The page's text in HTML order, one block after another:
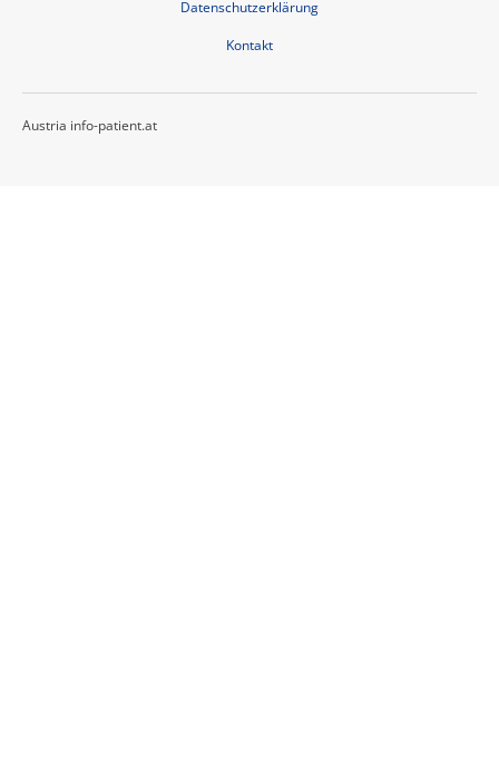
Datenschutzerklärung
Kontakt
Austria info-patient.at